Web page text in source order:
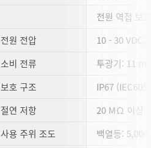
전원 역접 보
전원 전압
10 - 30 VDC,
소비 전류
투광기: 11
보호 구조
IP67
절연 저항
20 MΩ 이상
사용 주위 조도
백열등: